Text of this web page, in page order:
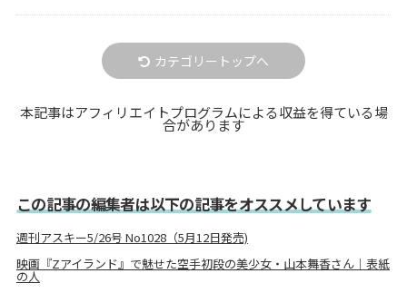
カテゴリートップへ
本記事はアフィリエイトプログラムによる収益を得ている場
合があります
この記事の編集者は以下の記事をオススメしています
週刊アスキー5/26号 No1028（5月12日発売)
映画『Zアイランド』で魅せた空手初段の美少女・山本舞香さん｜表紙
の人